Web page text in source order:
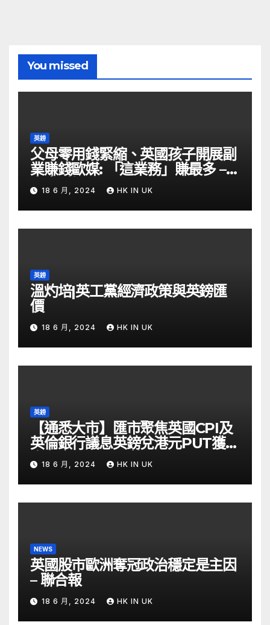
You missed
英鎊
父母零用錢緊縮、英國孩子開展副
業賺錢歐媒: 「這業務」賺最多 –
自由財經
18 6 月, 2024 HK IN UK
英鎊
溫灼培|英工黨經濟政策與英鎊匯
價
18 6 月, 2024 HK IN UK
英鎊
【通悉大市】匯市聚焦英國CPI及
英倫銀行議息英鎊兌港元PUT獲資
金留意 – Now 財經
18 6 月, 2024 HK IN UK
NEWS
英國股市歐洲奪冠政治穩定是主因
– 聯合報
18 6 月, 2024 HK IN UK